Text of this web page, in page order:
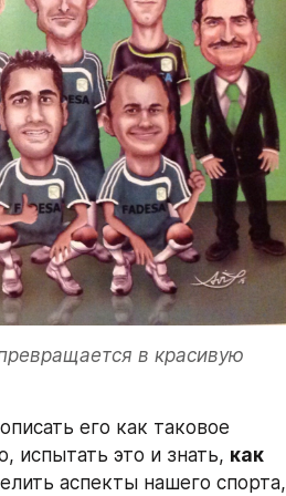
в красивую
его как таковое
испытать это и знать, как
аспекты нашего спорта,